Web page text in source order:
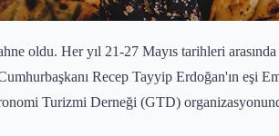
oldu. Her yıl 21-27 Mayıs tarihleri
Recep Tayyip Erdoğan'ın eşi
Turizmi Derneği (GTD)